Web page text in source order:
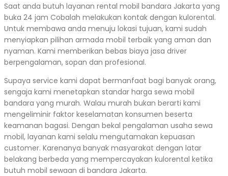
Saat anda butuh layanan rental mobil bandara Jakarta yang
buka 24 jam Cobalah melakukan kontak dengan kulorental.
Untuk membawa anda menuju lokasi tujuan, kami sudah
menyiapkan pilihan armada mobil terbaik yang aman dan
nyaman. Kami memberikan bebas biaya jasa driver
berpengalaman, sopan dan profesional.
Supaya service kami dapat bermanfaat bagi banyak orang,
sengaja kami menetapkan standar harga sewa mobil
bandara yang murah. Walau murah bukan berarti kami
mengeliminir faktor keselamatan konsumen beserta
keamanan bagasi. Dengan bekal pengalaman usaha sewa
mobil, layanan kami selalu mengutamakan kepuasan
customer. Karenanya banyak masyarakat dengan latar
belakang berbeda yang mempercayakan kulorental ketika
butuh mobil sewaan di bandara Jakarta.